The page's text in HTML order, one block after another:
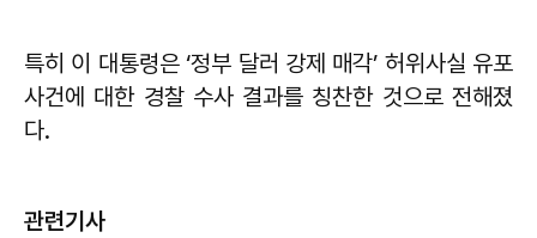
특히 이 대통령은 ‘정부 달러 강제 매각’ 허위사실 유포
사건에 대한 경찰 수사 결과를 칭찬한 것으로 전해졌
다.
관련기사